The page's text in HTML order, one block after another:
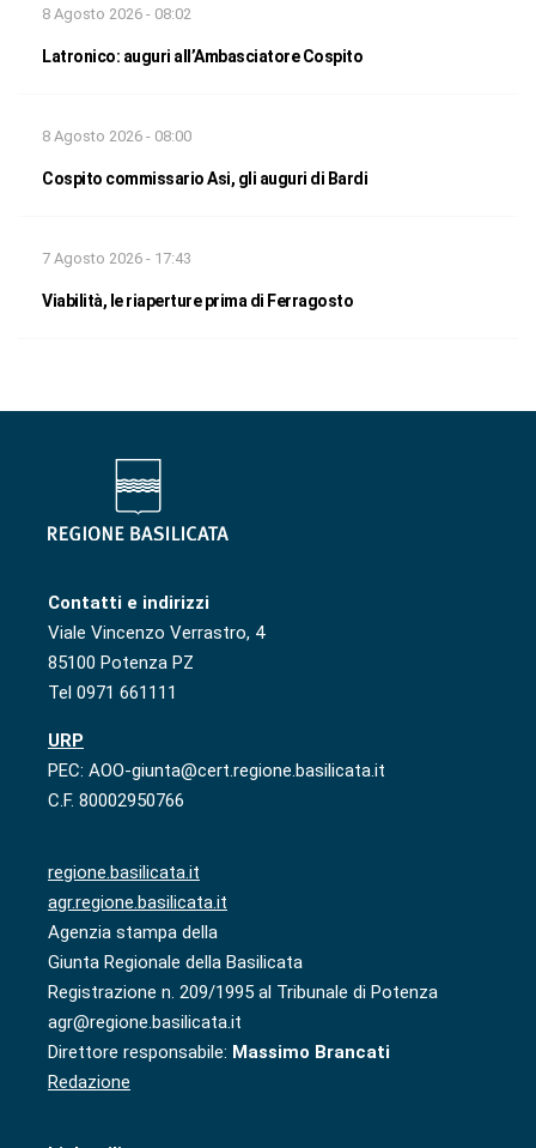
8 Agosto 2026 - 08:02
Latronico: auguri all’Ambasciatore Cospito
8 Agosto 2026 - 08:00
Cospito commissario Asi, gli auguri di Bardi
7 Agosto 2026 - 17:43
Viabilità, le riaperture prima di Ferragosto
Contatti e indirizzi
Viale Vincenzo Verrastro, 4
85100 Potenza PZ
Tel 0971 661111
URP
PEC: AOO-giunta@cert.regione.basilicata.it
C.F. 80002950766
regione.basilicata.it
agr.regione.basilicata.it
Agenzia stampa della
Giunta Regionale della Basilicata
Registrazione n. 209/1995 al Tribunale di Potenza
agr@regione.basilicata.it
Direttore responsabile: Massimo Brancati
Redazione